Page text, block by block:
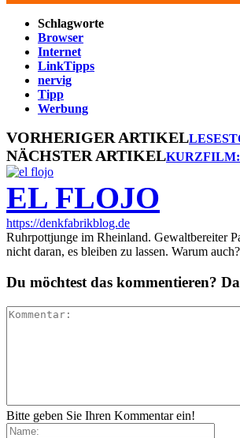
Schlagworte
Browser
Internet
LinkTipps
nervig
Tipp
Werbung
VORHERIGER ARTIKEL
NÄCHSTER ARTIKELKURZFILM:
EL FLOJO
https://denkfabrikblog.de
Ruhrpottjunge im Rheinland. Gewaltbereiter
nicht daran, es bleiben zu lassen. Warum
Du möchtest das kommentieren?
Bitte geben Sie Ihren Kommentar ein!